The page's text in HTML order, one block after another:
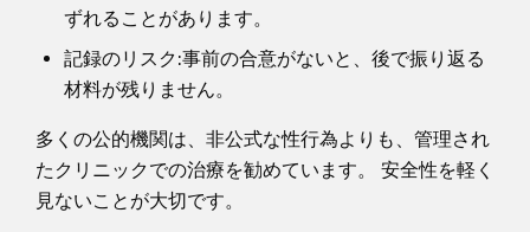
ずれることがあります。
記録のリスク:事前の合意がないと、後で振り返る
材料が残りません。
多くの公的機関は、非公式な性行為よりも、管理され
たクリニックでの治療を勧めています。 安全性を軽く
見ないことが大切です。